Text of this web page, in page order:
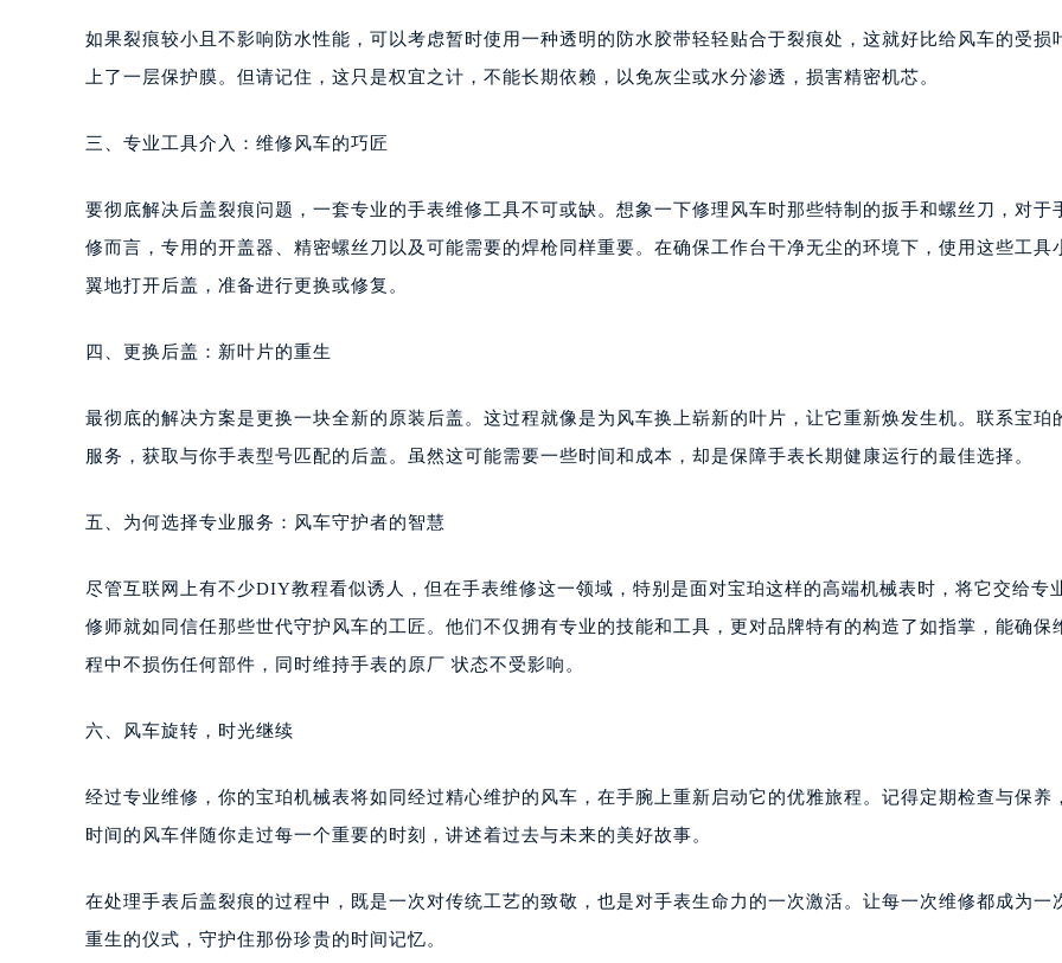
如果裂痕较小且不影响防水性能，可以考虑暂时使用一种透明的防水胶带轻轻贴合于裂痕处，这就好比给风车的受损
上了一层保护膜。但请记住，这只是权宜之计，不能长期依赖，以免灰尘或水分渗透，损害精密机芯。
三、专业工具介入：维修风车的巧匠
要彻底解决后盖裂痕问题，一套专业的手表维修工具不可或缺。想象一下修理风车时那些特制的扳手和螺丝刀，对于
修而言，专用的开盖器、精密螺丝刀以及可能需要的焊枪同样重要。在确保工作台干净无尘的环境下，使用这些工具
翼地打开后盖，准备进行更换或修复。
四、更换后盖：新叶片的重生
最彻底的解决方案是更换一块全新的原装后盖。这过程就像是为风车换上崭新的叶片，让它重新焕发生机。联系宝珀
服务，获取与你手表型号匹配的后盖。虽然这可能需要一些时间和成本，却是保障手表长期健康运行的最佳选择。
五、为何选择专业服务：风车守护者的智慧
尽管互联网上有不少DIY教程看似诱人，但在手表维修这一领域，特别是面对宝珀这样的高端机械表时，将它交给专
修师就如同信任那些世代守护风车的工匠。他们不仅拥有专业的技能和工具，更对品牌特有的构造了如指掌，能确保
程中不损伤任何部件，同时维持手表的原厂 状态不受影响。
六、风车旋转，时光继续
经过专业维修，你的宝珀机械表将如同经过精心维护的风车，在手腕上重新启动它的优雅旅程。记得定期检查与保养
时间的风车伴随你走过每一个重要的时刻，讲述着过去与未来的美好故事。
在处理手表后盖裂痕的过程中，既是一次对传统工艺的致敬，也是对手表生命力的一次激活。让每一次维修都成为一
重生的仪式，守护住那份珍贵的时间记忆。